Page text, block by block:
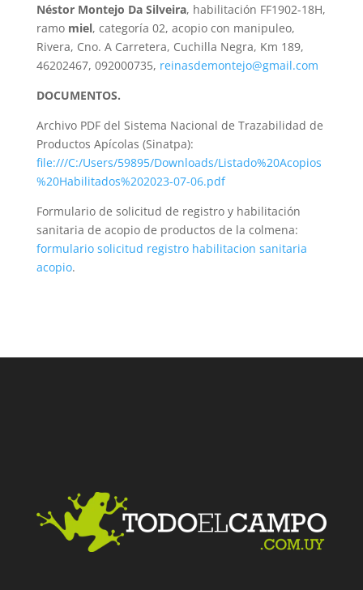
Néstor Montejo Da Silveira, habilitación FF1902-18H,
ramo miel, categoría 02, acopio con manipuleo,
Rivera, Cno. A Carretera, Cuchilla Negra, Km 189,
46202467, 092000735, reinasdemontejo@gmail.com
DOCUMENTOS.
Archivo PDF del Sistema Nacional de Trazabilidad de
Productos Apícolas (Sinatpa):
file:///C:/Users/59895/Downloads/Listado%20Acopios
%20Habilitados%202023-07-06.pdf
Formulario de solicitud de registro y habilitación
sanitaria de acopio de productos de la colmena:
formulario solicitud registro habilitacion sanitaria
acopio.